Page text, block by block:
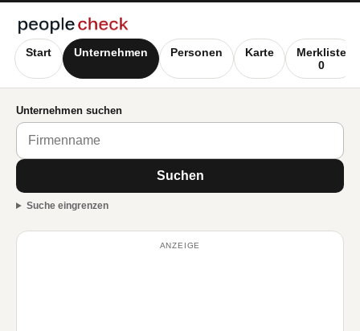
Start Unternehmen Personen Karte
Merkliste
0
Unternehmen suchen
Suchen
Suche eingrenzen
ANZEIGE